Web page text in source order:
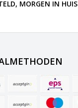
MORGEN IN HUIS